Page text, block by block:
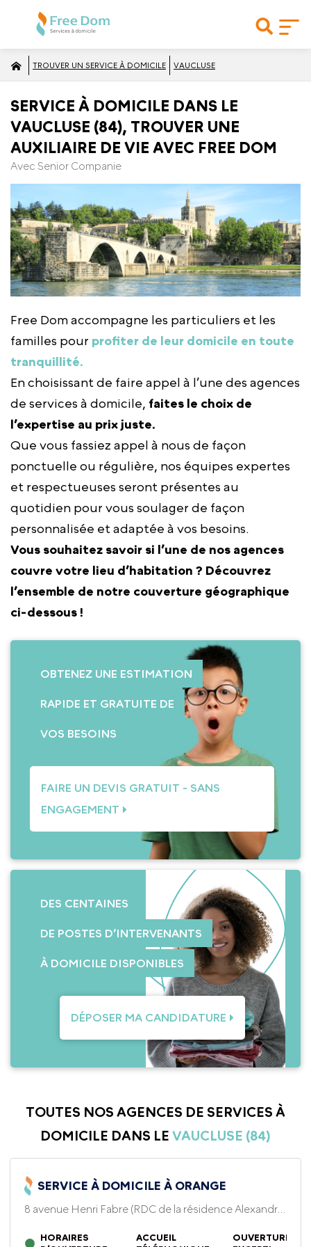
TROUVER UN SERVICE À DOMICILE VAUCLUSE
SERVICE À DOMICILE DANS LE
VAUCLUSE (84), TROUVER UNE
AUXILIAIRE DE VIE AVEC FREE DOM
Avec Senior Companie
Free Dom accompagne les particuliers et les
familles pour profiter de leur domicile en toute
tranquillité.
En choisissant de faire appel à l’une des agences
de services à domicile, faites le choix de
l’expertise au prix juste.
Que vous fassiez appel à nous de façon
ponctuelle ou régulière, nos équipes expertes
et respectueuses seront présentes au
quotidien pour vous soulager de façon
personnalisée et adaptée à vos besoins.
Vous souhaitez savoir si l’une de nos agences
couvre votre lieu d’habitation ? Découvrez
l’ensemble de notre couverture géographique
ci-dessous !
OBTENEZ UNE ESTIMATION
RAPIDE ET GRATUITE DE
VOS BESOINS
FAIRE UN DEVIS GRATUIT - SANS
ENGAGEMENT
DES CENTAINES
DE POSTES D’INTERVENANTS
À DOMICILE DISPONIBLES
DÉPOSER MA CANDIDATURE
TOUTES NOS AGENCES DE SERVICES À
DOMICILE DANS LE VAUCLUSE (84)
SERVICE À DOMICILE À ORANGE
8 avenue Henri Fabre (RDC de la résidence Alexandre
HORAIRES
ACCUEIL
OUVERTURES